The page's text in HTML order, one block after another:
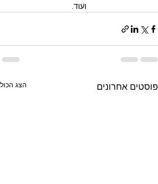
ועוד.
פוסטים אחרונים הצג הכול